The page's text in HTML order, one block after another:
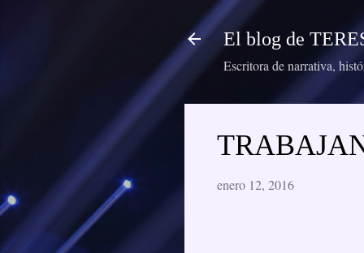
El blog de
Escritora de narrativa,
enero 12, 2016